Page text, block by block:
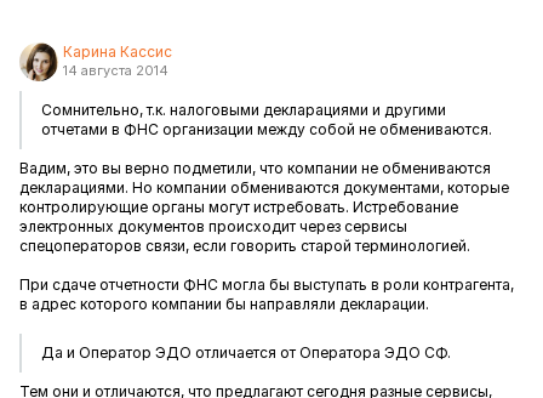
Карина Кассис
14 августа 2014
Сомнительно, т.к. налоговыми декларациями и другими
отчетами в ФНС организации между собой не обмениваются.
Вадим, это вы верно подметили, что компании не обмениваются
декларациями. Но компании обмениваются документами, которые
контролирующие органы могут истребовать. Истребование
электронных документов происходит через сервисы
спецоператоров связи, если говорить старой терминологией.
При сдаче отчетности ФНС могла бы выступать в роли контрагента,
в адрес которого компании бы направляли декларации.
Да и Оператор ЭДО отличается от Оператора ЭДО СФ.
Тем они и отличаются, что предлагают сегодня разные сервисы,